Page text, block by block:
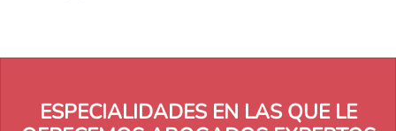
ESPECIALIDADES EN LAS QUE LE